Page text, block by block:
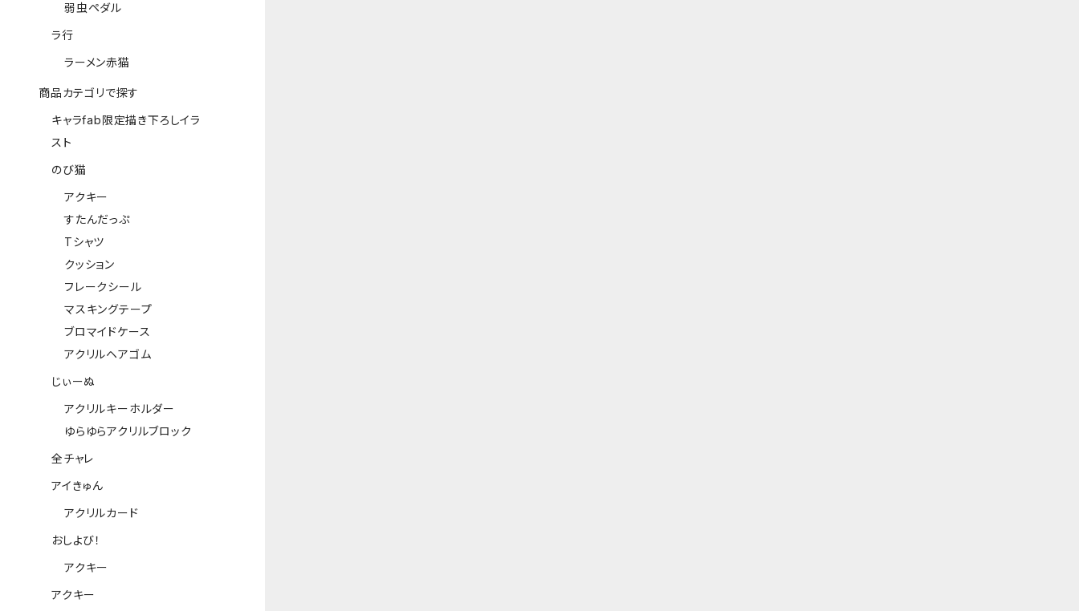
弱虫ペダル
ラ行
ラーメン赤猫
商品カテゴリで探す
キャラfab限定描き下ろしイラ
スト
のび猫
アクキー
すたんだっぷ
Tシャツ
クッション
フレークシール
マスキングテープ
ブロマイドケース
アクリルヘアゴム
じぃーぬ
アクリルキーホルダー
ゆらゆらアクリルブロック
全チャレ
アイきゅん
アクリルカード
おしよび！
アクキー
アクキー